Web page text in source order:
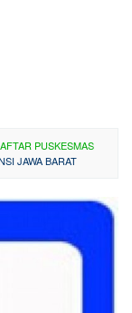
PUSKESMAS
JAWA BARAT